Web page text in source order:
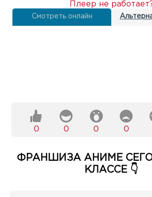
Смотреть онлайн
Плеер не
0 0 0 0
ФРАНШИЗА АНИМЕ
КЛАССЕ 👇